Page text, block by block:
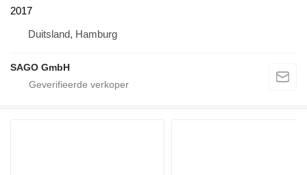
2017
Duitsland, Hamburg
SAGO GmbH